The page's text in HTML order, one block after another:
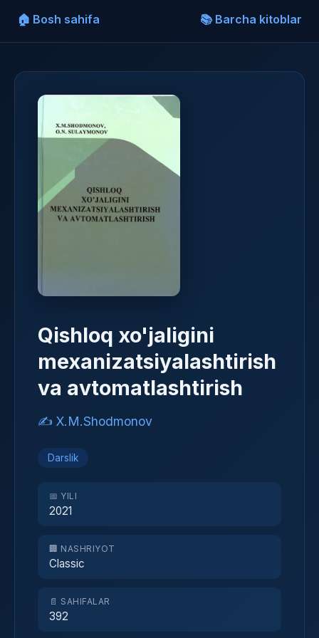
🏠 Bosh sahifa 📚 Barcha kitoblar
Qishloq xo'jaligini
mexanizatsiyalashtirish
va avtomatlashtirish
✍️ X.M.Shodmonov
Darslik
📅 YILI
2021
🏢 NASHRIYOT
Classic
📄 SAHIFALAR
392